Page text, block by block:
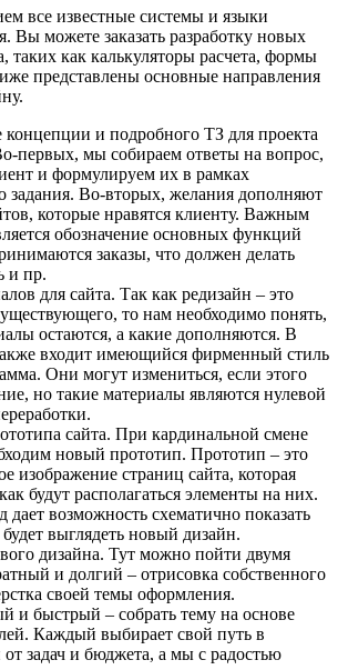
все известные системы и языки
Вы можете заказать разработку новых
таких как калькуляторы расчета, формы
представлены основные направления
концепции и подробного ТЗ для проекта
первых, мы собираем ответы на вопрос,
и формулируем их в рамках
задания. Во-вторых, желания дополняют
которые нравятся клиенту. Важным
обозначение основных функций
заказы, что должен делать
и пр.
для сайта. Так как редизайн – это
то нам необходимо понять,
остаются, а какие дополняются. В
входит имеющийся фирменный стиль
Они могут измениться, если этого
но такие материалы являются нулевой
сайта. При кардинальной смене
новый прототип. Прототип – это
изображение страниц сайта, которая
будут располагаться элементы на них.
дает возможность схематично показать
выглядеть новый дизайн.
дизайна. Тут можно пойти двумя
и долгий – отрисовка собственного
своей темы оформления.
и быстрый – собрать тему на основе
Каждый выбирает свой путь в
от задач и бюджета, а мы с радостью